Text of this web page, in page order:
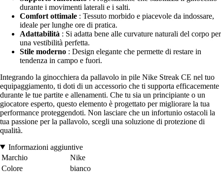
durante i movimenti laterali e i salti.
Comfort ottimale : Tessuto morbido e piacevole da indossare,
ideale per lunghe ore di pratica.
Adattabilità : Si adatta bene alle curvature naturali del corpo per
una vestibilità perfetta.
Stile moderno : Design elegante che permette di restare in
tendenza in campo e fuori.
Integrando la ginocchiera da pallavolo in pile Nike Streak CE nel tuo
equipaggiamento, ti doti di un accessorio che ti supporta efficacemente
durante le tue partite e allenamenti. Che tu sia un principiante o un
giocatore esperto, questo elemento è progettato per migliorare la tua
performance proteggendoti. Non lasciare che un infortunio ostacoli la
tua passione per la pallavolo, scegli una soluzione di protezione di
qualità.
Informazioni aggiuntive
Marchio
Nike
Colore
bianco